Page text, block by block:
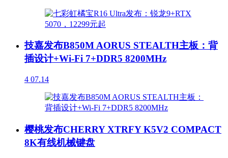
技嘉发布B850M AORUS STEALTH主板：背
插设计+Wi-Fi 7+DDR5 8200MHz
4 07.14
樱桃发布CHERRY XTRFY K5V2 COMPACT
8K有线机械键盘